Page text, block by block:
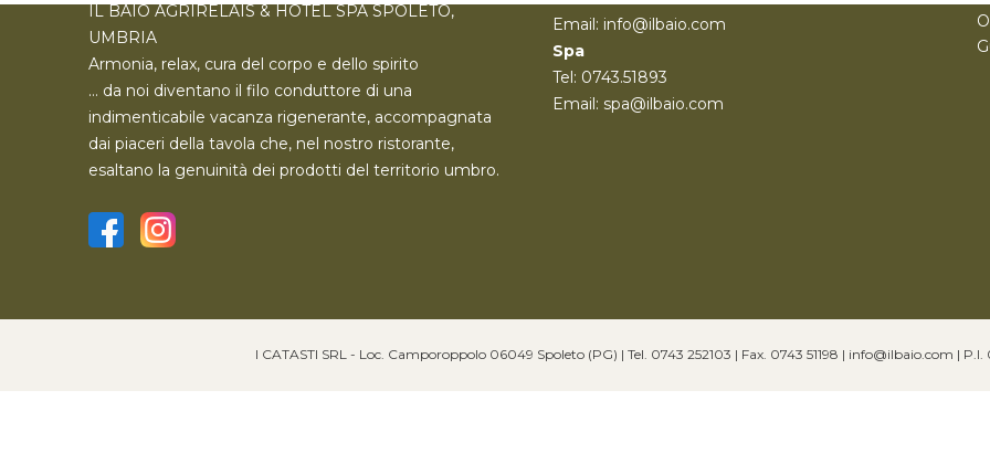
IL BAIO AGRIRELAIS & HOTEL SPA SPOLETO,
UMBRIA
Armonia, relax, cura del corpo e dello spirito
… da noi diventano il filo conduttore di una
indimenticabile vacanza rigenerante, accompagnata
dai piaceri della tavola che, nel nostro ristorante,
esaltano la genuinità dei prodotti del territorio umbro.
Email: info@ilbaio.com
Spa
Tel: 0743.51893
Email: spa@ilbaio.com
I CATASTI SRL - Loc. Camporoppolo 06049 Spoleto (PG) | Tel. 0743 252103 | Fax. 0743 51198 | info@ilbaio.com |